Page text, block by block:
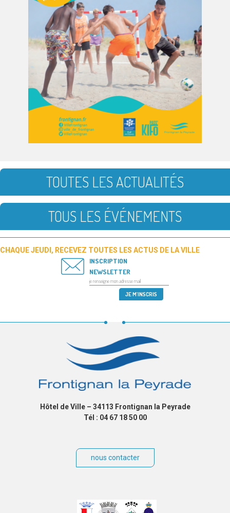
TOUTES LES ACTUALITÉS
TOUS LES ÉVÉNEMENTS
CHAQUE JEUDI, RECEVEZ TOUTES LES ACTUS DE LA VILLE
INSCRIPTION
NEWSLETTER
Hôtel de Ville – 34113 Frontignan la Peyrade
Tél : 04 67 18 50 00
nous contacter